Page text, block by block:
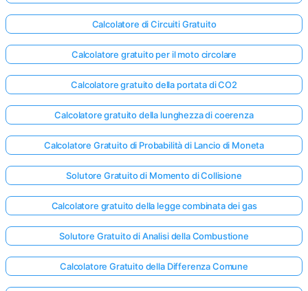
Calcolatore di Circuiti Gratuito
Calcolatore gratuito per il moto circolare
Calcolatore gratuito della portata di CO2
Calcolatore gratuito della lunghezza di coerenza
Calcolatore Gratuito di Probabilità di Lancio di Moneta
Solutore Gratuito di Momento di Collisione
Calcolatore gratuito della legge combinata dei gas
Solutore Gratuito di Analisi della Combustione
Calcolatore Gratuito della Differenza Comune